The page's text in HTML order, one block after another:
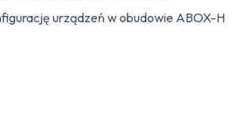
urządzeń w obudowie ABOX-H